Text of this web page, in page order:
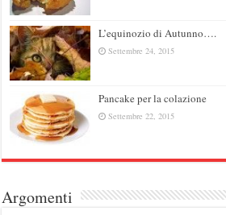
L’equinozio di Autunno….
Settembre 24, 2015
Pancake per la colazione
Settembre 22, 2015
Argomenti